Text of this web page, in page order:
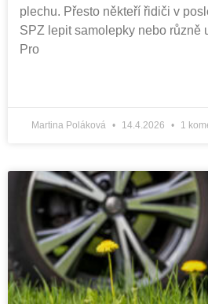
plechu. Přesto někteří řidiči v
SPZ lepit samolepky nebo různě
Pro
Martina Poláková 14.4.2026 1